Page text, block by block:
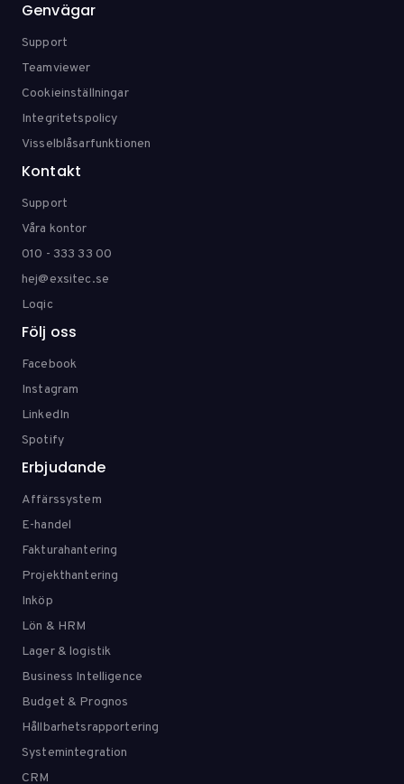
Genvägar
Support
Teamviewer
Cookieinställningar
Integritetspolicy
Visselblåsarfunktionen
Kontakt
Support
Våra kontor
010 - 333 33 00
hej@exsitec.se
Loqic
Följ oss
Facebook
Instagram
LinkedIn
Spotify
Erbjudande
Affärssystem
E-handel
Fakturahantering
Projekthantering
Inköp
Lön & HRM
Lager & logistik
Business Intelligence
Budget & Prognos
Hållbarhetsrapportering
Systemintegration
CRM